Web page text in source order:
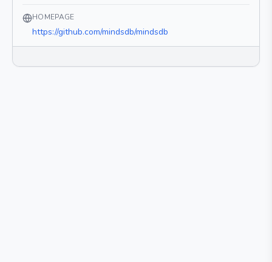
HOMEPAGE
https://github.com/mindsdb/mindsdb